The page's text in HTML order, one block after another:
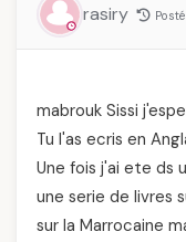
rasiry
mabrouk Sissi
Tu l'as ecris en
Une fois j'ai ete ds
une serie de livres
sur la Marrocaine